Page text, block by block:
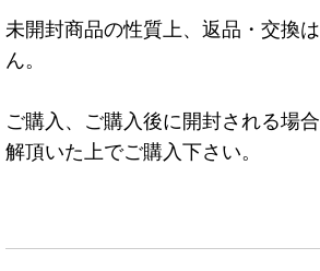
未開封商品の性質上、返品・交換
ん。
ご購入、ご購入後に開封される場
解頂いた上でご購入下さい。